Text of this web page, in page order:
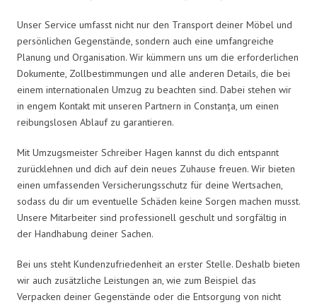
Unser Service umfasst nicht nur den Transport deiner Möbel und
persönlichen Gegenstände, sondern auch eine umfangreiche
Planung und Organisation. Wir kümmern uns um die erforderlichen
Dokumente, Zollbestimmungen und alle anderen Details, die bei
einem internationalen Umzug zu beachten sind. Dabei stehen wir
in engem Kontakt mit unseren Partnern in Constanța, um einen
reibungslosen Ablauf zu garantieren.
Mit Umzugsmeister Schreiber Hagen kannst du dich entspannt
zurücklehnen und dich auf dein neues Zuhause freuen. Wir bieten
einen umfassenden Versicherungsschutz für deine Wertsachen,
sodass du dir um eventuelle Schäden keine Sorgen machen musst.
Unsere Mitarbeiter sind professionell geschult und sorgfältig in
der Handhabung deiner Sachen.
Bei uns steht Kundenzufriedenheit an erster Stelle. Deshalb bieten
wir auch zusätzliche Leistungen an, wie zum Beispiel das
Verpacken deiner Gegenstände oder die Entsorgung von nicht